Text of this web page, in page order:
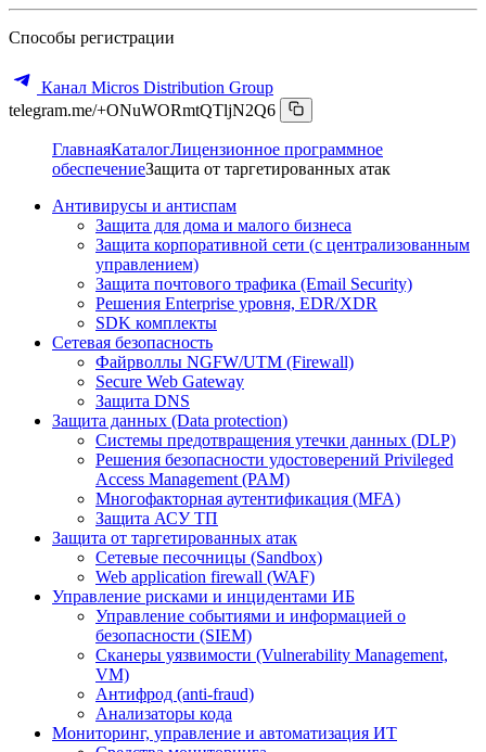
Способы регистрации
Канал Micros Distribution Group
telegram.me/+ONuWORmtQTljN2Q6
ГлавнаяКаталогЛицензионное программное
обеспечениеЗащита от таргетированных атак
Антивирусы и антиспам
Защита для дома и малого бизнеса
Защита корпоративной сети (с централизованным
управлением)
Защита почтового трафика (Email Security)
Решения Enterprise уровня, EDR/XDR
SDK комплекты
Сетевая безопасность
Файрволлы NGFW/UTM (Firewall)
Secure Web Gateway
Защита DNS
Защита данных (Data protection)
Системы предотвращения утечки данных (DLP)
Решения безопасности удостоверений Privileged
Access Management (PAM)
Многофакторная аутентификация (MFA)
Защита АСУ ТП
Защита от таргетированных атак
Сетевые песочницы (Sandbox)
Web application firewall (WAF)
Управление рисками и инцидентами ИБ
Управление событиями и информацией о
безопасности (SIEM)
Сканеры уязвимости (Vulnerability Management,
VM)
Антифрод (anti-fraud)
Анализаторы кода
Мониторинг, управление и автоматизация ИТ